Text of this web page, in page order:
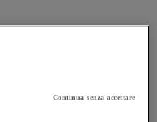
Continua senza accettare